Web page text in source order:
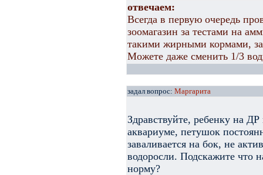
отвечаем:
Всегда в первую очередь
зоомагазин за тестами на
такими жирными кормами,
Можете даже сменить 1/3
задал вопрос: Маргарита
Здравствуйте, ребенку на
аквариуме, петушок
заваливается на бок, не
водоросли. Подскажите что
норму?